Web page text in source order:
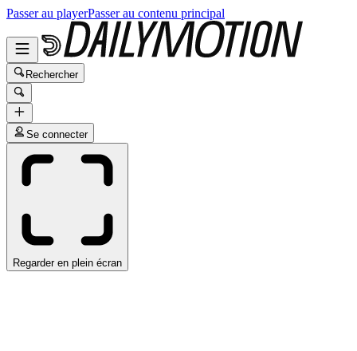
Passer au playerPasser au contenu principal
Rechercher
Se connecter
Regarder en plein écran